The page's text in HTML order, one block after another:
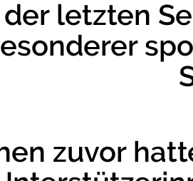
der letzten
zuvor